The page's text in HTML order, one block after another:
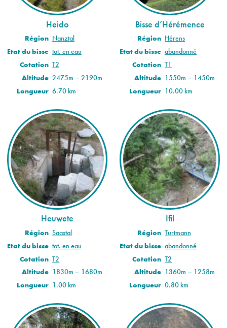
Heido
Région Nanztal
Etat du bisse tot. en eau
Cotation T2
Altitude 2475m – 2190m
Longueur 6.70 km
Bisse d’Hérémence
Région Hérens
Etat du bisse abandonné
Cotation T1
Altitude 1550m – 1450m
Longueur 10.00 km
Heuwete
Région Saastal
Etat du bisse tot. en eau
Cotation T2
Altitude 1830m – 1680m
Longueur 1.00 km
Ifil
Région Turtmann
Etat du bisse abandonné
Cotation T2
Altitude 1360m – 1258m
Longueur 0.80 km